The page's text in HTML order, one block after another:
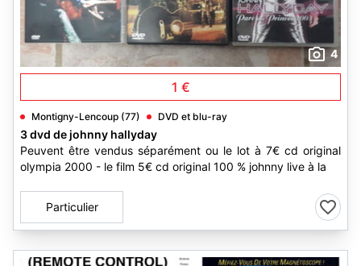
4
1 €
Montigny-Lencoup (77) DVD et blu-ray
3 dvd de johnny hallyday
Peuvent être vendus séparément ou le lot à 7€ cd original
olympia 2000 - le film 5€ cd original 100 % johnny live à la
Particulier